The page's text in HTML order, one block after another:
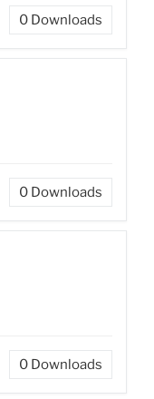
0 Downloads
0 Downloads
0 Downloads